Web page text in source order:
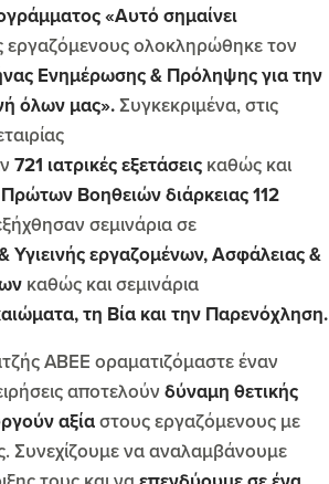
«Αυτό σημαίνει
εργαζόμενους ολοκληρώθηκε τον
Ενημέρωσης & Πρόληψης για την
όλων μας».Συγκεκριμένα, στις
721 ιατρικές εξετάσεις καθώς και
Βοηθειών διάρκειας112
σεμινάρια σε
Υγιεινής εργαζομένων, Ασφάλειας &
καθώς και σεμινάρια
τη Βία και την Παρενόχληση.
ΑΒΕΕ οραματιζόμαστε έναν
αποτελούν δύναμη θετικής
αξίαστους εργαζόμενους με
Συνεχίζουμε να αναλαμβάνουμε